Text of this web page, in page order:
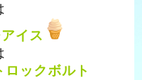
イス
ックボルト